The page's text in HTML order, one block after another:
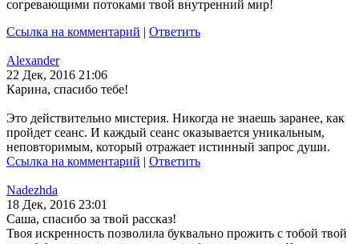
согревающими потоками твой внутренний мир!
Ссылка на комментарий | Ответить
Alexander
22 Дек, 2016 21:06
Карина, спасибо тебе!
Это действительно мистерия. Никогда не знаешь заранее, как
пройдет сеанс. И каждый сеанс оказывается уникальным,
неповторимым, который отражает истинный запрос души.
Ссылка на комментарий | Ответить
Nadezhda
18 Дек, 2016 23:01
Саша, спасибо за твой рассказ!
Твоя искренность позволила буквально прожить с тобой твой